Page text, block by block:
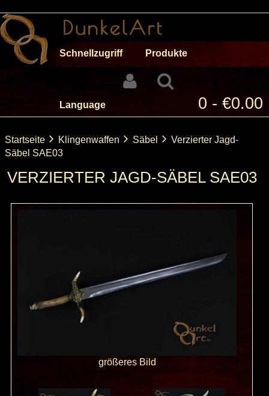
Schnellzugriff Produkte
Language 0 - €0.00
Startseite Klingenwaffen Säbel
Verzierter Jagd-
Säbel SAE03
VERZIERTER JAGD-SÄBEL SAE03
größeres Bild